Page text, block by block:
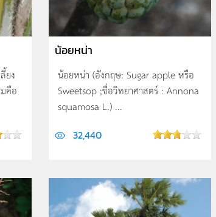
ยง
คือ
น้อยหน่า
น้อยหน่า (อังกฤษ: Sugar apple หรือ
Sweetsop ;ชื่อวิทยาศาสตร์ : Annona
squamosa L.) ...
32,440